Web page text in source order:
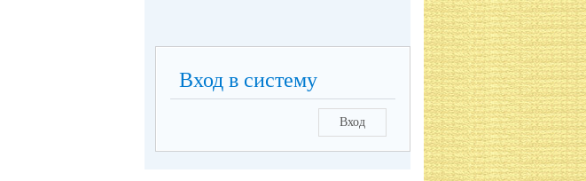
Вход в систему
Вход